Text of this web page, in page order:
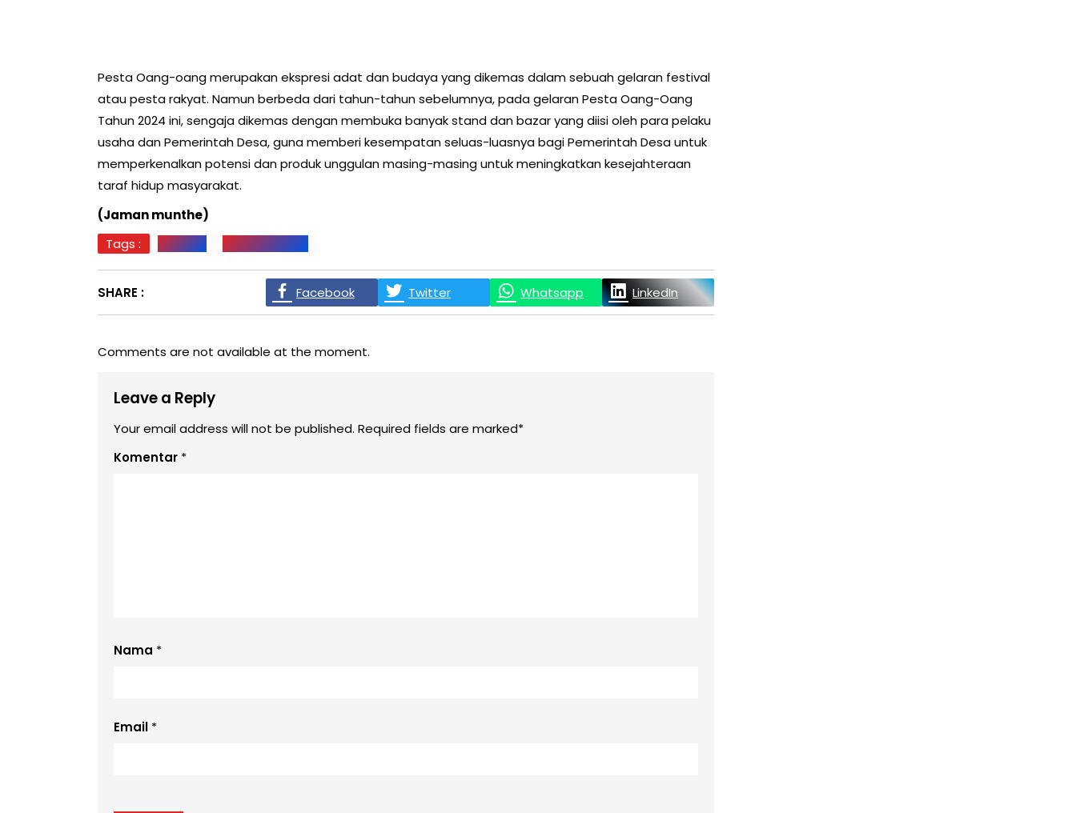
Pesta Oang-oang merupakan ekspresi adat dan budaya yang dikemas dalam sebuah gelaran festival
atau pesta rakyat. Namun berbeda dari tahun-tahun sebelumnya, pada gelaran Pesta Oang-Oang
Tahun 2024 ini, sengaja dikemas dengan membuka banyak stand dan bazar yang diisi oleh para pelaku
usaha dan Pemerintah Desa, guna memberi kesempatan seluas-luasnya bagi Pemerintah Desa untuk
memperkenalkan potensi dan produk unggulan masing-masing untuk meningkatkan kesejahteraan
taraf hidup masyarakat.
(Jaman munthe)
Tags :
Ekonomi
SHARE : Facebook Twitter Whatsapp LinkedIn
Comments are not available at the moment.
Leave a Reply
Your email address will not be published. Required fields are marked*
Komentar *
Nama *
Email *